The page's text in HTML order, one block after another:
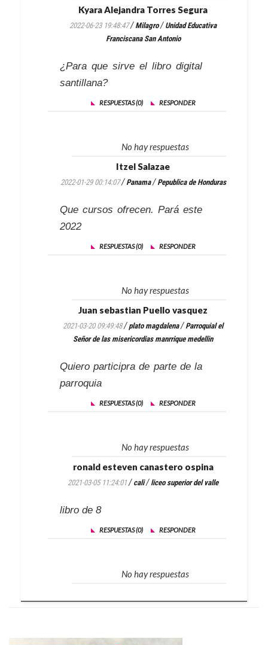
Kyara Alejandra Torres Segura
2022-06-23 19:48:47/Milagro/ Unidad Educativa
Franciscana San Antonio
¿Para que sirve el libro digital
santillana?
RESPUESTAS (0) RESPONDER
No hay respuestas
Itzel Salazae
2022-01-29 00:14:07/Panama/Pepublica de Honduras
Que cursos ofrecen. Pará este
2022
RESPUESTAS (0) RESPONDER
No hay respuestas
Juan sebastian Puello vasquez
2021-03-20 09:49:48/plato magdalena/Parroquial el
Señor de las misericordias manrrique medellin
Quiero participra de parte de la
parroquia
RESPUESTAS (0) RESPONDER
No hay respuestas
ronald esteven canastero ospina
2021-03-05 11:24:01 / cali/liceo superior del valle
libro de 8
RESPUESTAS (0) RESPONDER
No hay respuestas